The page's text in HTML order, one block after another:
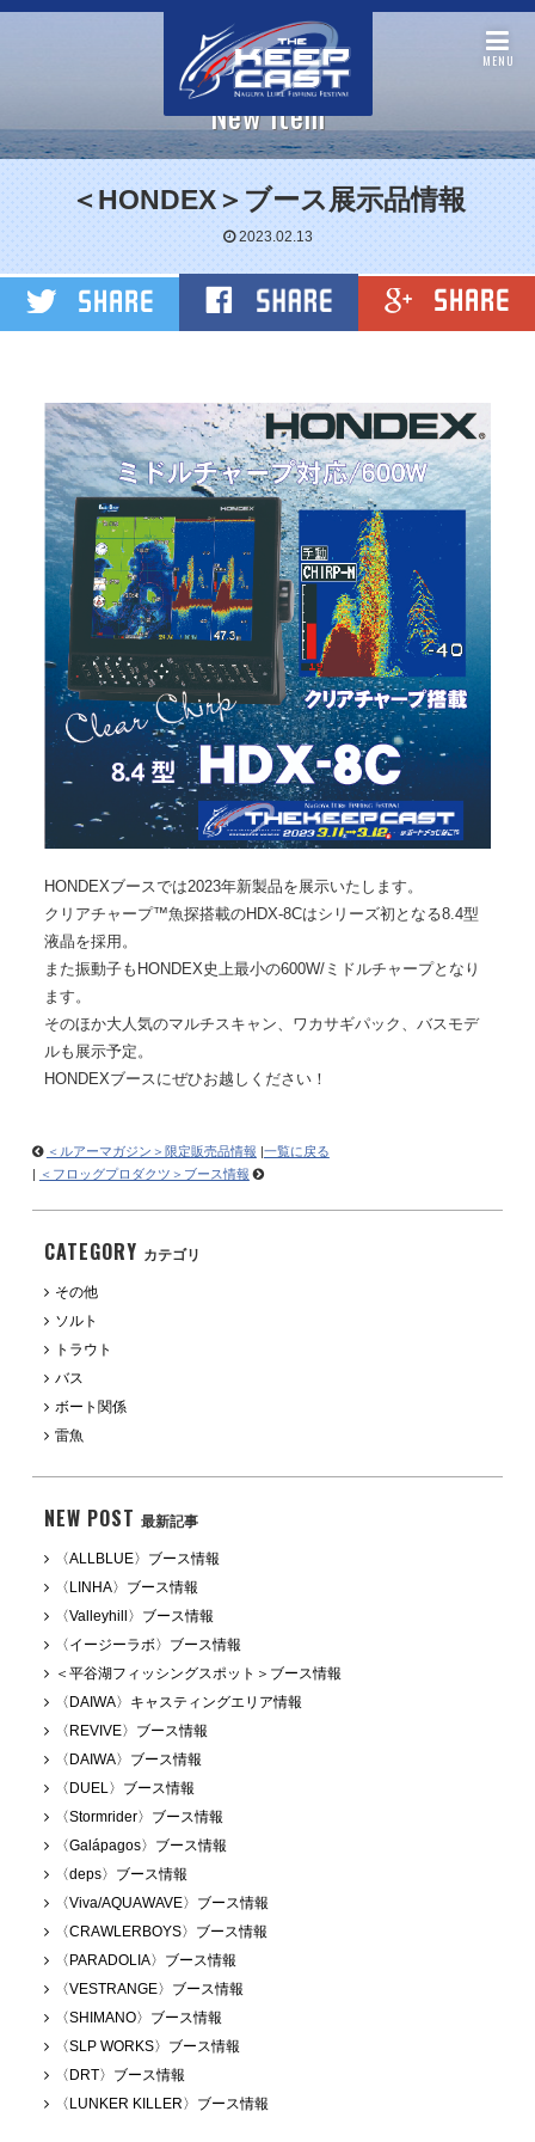
MENU
New item
＜HONDEX＞ブース展示品情報
2023.02.13
CATEGORY カテゴリ
その他
ソルト
トラウト
バス
ボート関係
雷魚
NEW POST 最新記事
〈ALLBLUE〉ブース情報
〈LINHA〉ブース情報
〈Valleyhill〉ブース情報
〈イージーラボ〉ブース情報
＜平谷湖フィッシングスポット＞ブース情報
〈DAIWA〉キャスティングエリア情報
〈REVIVE〉ブース情報
〈DAIWA〉ブース情報
〈DUEL〉ブース情報
〈Stormrider〉ブース情報
〈Galápagos〉ブース情報
〈deps〉ブース情報
〈Viva/AQUAWAVE〉ブース情報
〈CRAWLERBOYS〉ブース情報
〈PARADOLIA〉ブース情報
〈VESTRANGE〉ブース情報
〈SHIMANO〉ブース情報
〈SLP WORKS〉ブース情報
〈DRT〉ブース情報
〈LUNKER KILLER〉ブース情報
HONDEXブースでは2023年新製品を展示いたします。
クリアチャープ™魚探搭載のHDX-8Cはシリーズ初となる8.4型
液晶を採用。
また振動子もHONDEX史上最小の600W/ミドルチャープとなり
ます。
そのほか大人気のマルチスキャン、ワカサギパック、バスモデ
ルも展示予定。
HONDEXブースにぜひお越しください！
＜ルアーマガジン＞限定販売品情報 一覧に戻る
＜フロッグプロダクツ＞ブース情報